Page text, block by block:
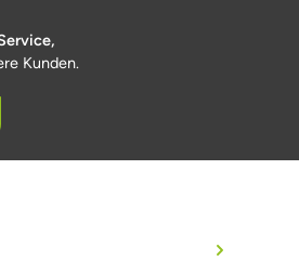
Kunden.